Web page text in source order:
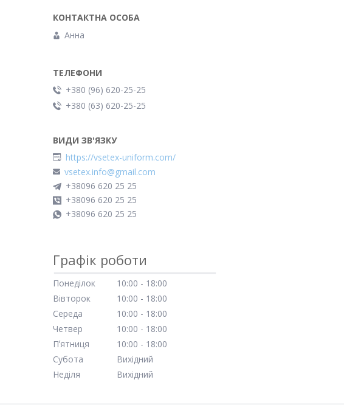
Анна
+380 (96) 620-25-25
+380 (63) 620-25-25
https://vsetex-uniform.com/
vsetex.info@gmail.com
+38096 620 25 25
+38096 620 25 25
+38096 620 25 25
Графік роботи
Понеділок 10:00
18:00
Вівторок
10:00
18:00
Середа
10:00
18:00
Четвер
10:00
18:00
Пʼятниця
10:00
18:00
Субота
Вихідний
Неділя
Вихідний